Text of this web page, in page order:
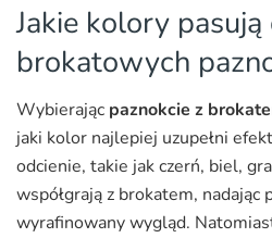
Jakie kolory pasują
brokatowych
Wybierając paznokcie z
jaki kolor najlepiej uzupełni
odcienie, takie jak czerń, biel,
współgrają z brokatem, nadając
wyrafinowany wygląd.